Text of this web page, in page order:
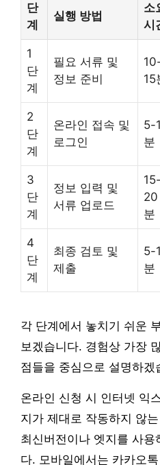
단
계
실행 방법
소
시
1
단
계
필요 서류 및
정보 준비
15
2
단
계
온라인 접속 및
로그인
5-
분
3
단
계
정보 입력 및
서류 업로드
15-
20
분
4
단
계
최종 검토 및
제출
5-
분
각 단계에서 놓치기 쉬운
보겠습니다. 경험상 가장
점들을 중심으로 설명하겠
온라인 신청 시 인터넷 익
지가 제대로 작동하지 않
최신버전이나 엣지를 사용
다. 모바일에서는 카카오